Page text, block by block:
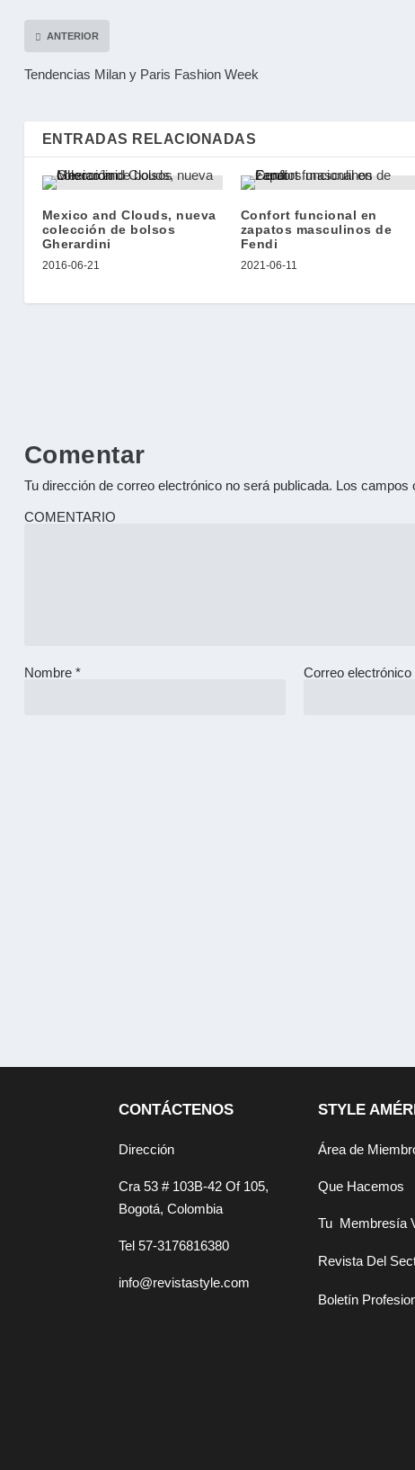
ANTERIOR
Tendencias Milan y Paris Fashion Week
ENTRADAS RELACIONADAS
Mexico and Clouds, nueva
colección de bolsos
Gherardini
2016-06-21
Confort funcional en
zapatos masculinos de
Fendi
2021-06-11
Comentar
Tu dirección de correo electrónico no será publicada. Los campos
COMENTARIO
Nombre * Correo electrónico
CONTÁCTENOS
Dirección
Cra 53 # 103B-42 Of 105,
Bogotá, Colombia
Tel 57-3176816380
info@revistastyle.com
STYLE
Área de
Que Hacemos
Tu Membresía
Revista Del
Boletín